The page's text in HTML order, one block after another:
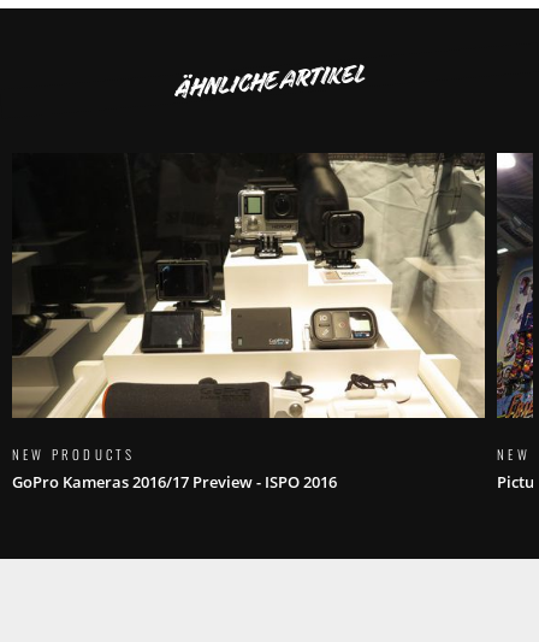
ÄHNLICHE ARTIKEL
NEW PRODUCTS
GoPro Kameras 2016/17 Preview - ISPO 2016
NEW